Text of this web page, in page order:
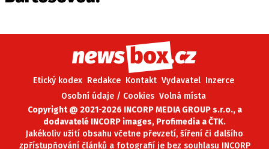
Etický kodex Redakce Kontakt Vydavatel Inzerce
Osobní údaje / Cookies Volná místa
Copyright @ 2021-2026 INCORP MEDIA GROUP s.r.o., a
dodavatelé INCORP images, Profimedia a ČTK.
Jakékoliv užití obsahu včetne převzetí, šíření či dalšího
zpřístupňování článků a fotografií je bez souhlasu INCORP